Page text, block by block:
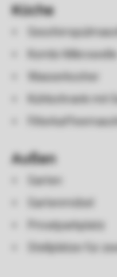
Küche
Kombi-Mikrowelle
Wasserkocher
Kühlschrank mit
Außen
Garten
Gartenmöbel
Privatparkplatz
Stellplätze für